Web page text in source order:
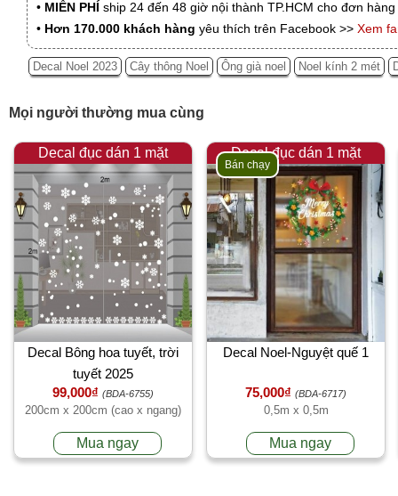
• MIỄN PHÍ ship 24 đến 48 giờ nội thành TP.HCM cho đơn
• Hơn 170.000 khách hàng yêu thích trên Facebook >> Xem
Decal Noel 2023 Cây thông Noel Ông già noel Noel kính 2 mét
Mọi người thường mua cùng
Decal đục dán 1 mặt
Decal Bông hoa tuyết, trời
tuyết 2025
99,000₫ (BDA-6755)
200cm x 200cm (cao x ngang)
Mua ngay
Decal đục dán 1 mặt
Bán chạy
Decal Noel-Nguyệt quế 1
75,000₫ (BDA-6717)
0,5m x 0,5m
Mua ngay